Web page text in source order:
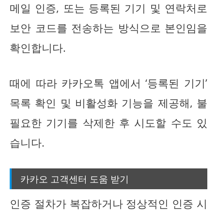
메일 인증, 또는 등록된 기기 및 연락처로
보안 코드를 전송하는 방식으로 본인임을
확인합니다.
때에 따라 카카오톡 앱에서 ‘등록된 기기’
목록 확인 및 비활성화 기능을 제공해, 불
필요한 기기를 삭제한 후 시도할 수도 있
습니다.
카카오 고객센터 도움 받기
인증 절차가 복잡하거나 정상적인 인증 시